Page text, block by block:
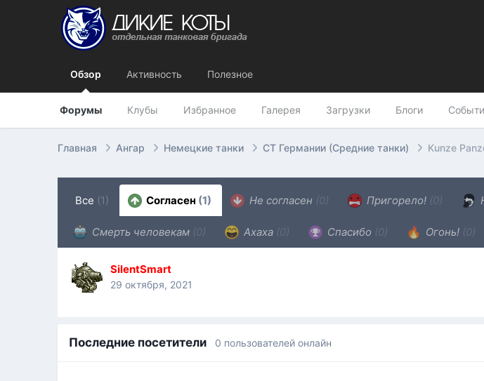
Обзор
Форумы Клубы Избранное Галерея Загрузки Блоги
Активность Полезное
Главная Ангар Немецкие танки СТ Германии (Средние танки) Kunze
Все (1) Согласен (1) Не согласен (0) Пригорело! (0)
Смерть человекам (0) Ахаха (0) Спасибо (0) Огонь! (0)
SilentSmart
29 октября, 2021
Последние посетители 0 пользователей онлайн